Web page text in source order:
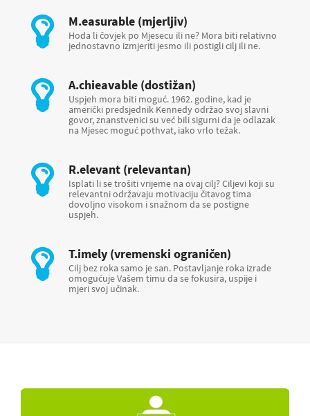
M.easurable (mjerljiv)
Hoda li čovjek po Mjesecu ili ne? Mora biti relativno
jednostavno izmjeriti jesmo ili postigli cilj ili ne.
A.chieavable (dostižan)
Uspjeh mora biti moguć. 1962. godine, kad je
američki predsjednik Kennedy održao svoj slavni
govor, znanstvenici su već bili sigurni da je odlazak
na Mjesec moguć pothvat, iako vrlo težak.
R.elevant (relevantan)
Isplati li se trošiti vrijeme na ovaj cilj? Ciljevi koji su
relevantni održavaju motivaciju čitavog tima
dovoljno visokom i snažnom da se postigne
uspjeh.
T.imely (vremenski ograničen)
Cilj bez roka samo je san. Postavljanje roka izrade
omogućuje Vašem timu da se fokusira, uspije i
mjeri svoj učinak.